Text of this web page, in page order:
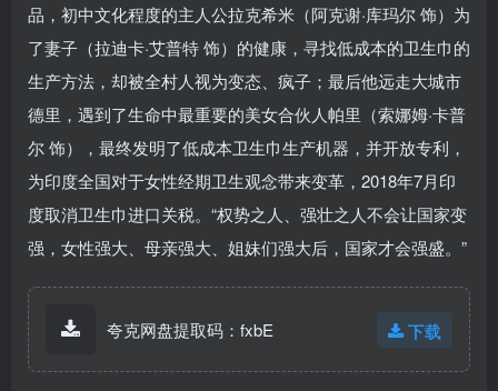
品，初中文化程度的主人公拉克希米（阿克谢·库玛尔 饰）为
了妻子（拉迪卡·艾普特 饰）的健康，寻找低成本的卫生巾的
生产方法，却被全村人视为变态、疯子；最后他远走大城市
德里，遇到了生命中最重要的美女合伙人帕里（索娜姆·卡普
尔 饰），最终发明了低成本卫生巾生产机器，并开放专利，
为印度全国对于女性经期卫生观念带来变革，2018年7月印
度取消卫生巾进口关税。“权势之人、强壮之人不会让国家变
强，女性强大、母亲强大、姐妹们强大后，国家才会强盛。”
夸克网盘提取码：fxbE 下载